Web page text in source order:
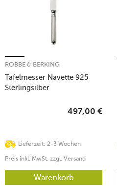
Tafelmesser Navette 925
Sterlingsilber
ROBBE & BERKING
Lieferzeit: 2-3 Wochen
497,00 €
Preis inkl. MwSt. zzgl. Versand
Warenkorb